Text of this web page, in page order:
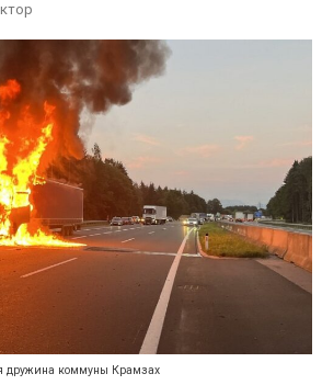
дружина коммуны Крамзах